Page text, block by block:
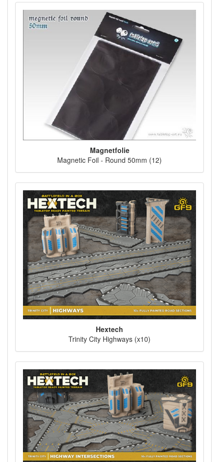
Magnetfolie
Magnetic Foil - Round 50mm (12)
Hextech
Trinity City Highways (x10)